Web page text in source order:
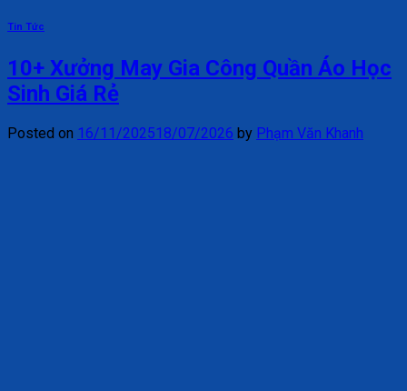
Tin Tức
10+ Xưởng May Gia Công Quần Áo Học
Sinh Giá Rẻ
Posted on 16/11/202518/07/2026 by Phạm Văn Khanh